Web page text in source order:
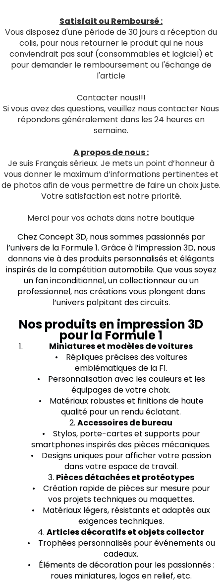
Satisfait ou Remboursé :
Vous disposez d'une période de 30 jours a réception du
colis, pour nous retourner le produit qui ne nous
conviendrait pas sauf (consommables et logiciel) et
pour demander le remboursement ou l'échange de
l'article
Contacter nous!!!
Si vous avez des questions, veuillez nous contacter Nous
répondons généralement dans les 24 heures en
semaine.
A propos de nous :
Je suis Français sérieux. Je mets un point d’honneur à
vous donner le maximum d’informations pertinentes et
de photos afin de vous permettre de faire un choix juste.
Votre satisfaction est notre priorité.
Merci pour vos achats dans notre boutique
Chez Concept 3D, nous sommes passionnés par
l’univers de la Formule 1. Grâce à l’impression 3D, nous
donnons vie à des produits personnalisés et élégants
inspirés de la compétition automobile. Que vous soyez
un fan inconditionnel, un collectionneur ou un
professionnel, nos créations vous plongent dans
l’univers palpitant des circuits.
Nos produits en impression 3D
pour la Formule 1
Miniatures et modèles de voitures
• Répliques précises des voitures
emblématiques de la F1.
• Personnalisation avec les couleurs et les
équipages de votre choix.
• Matériaux robustes et finitions de haute
qualité pour un rendu éclatant.
2. Accessoires de bureau
• Stylos, porte-cartes et supports pour
smartphones inspirés des pièces mécaniques.
• Designs uniques pour afficher votre passion
dans votre espace de travail.
3. Pièces détachées et protéotypes
• Création rapide de pièces sur mesure pour
vos projets techniques ou maquettes.
• Matériaux légers, résistants et adaptés aux
exigences techniques.
4. Articles décoratifs et objets collector
• Trophées personnalisés pour événements ou
cadeaux.
• Éléments de décoration pour les passionnés :
roues miniatures, logos en relief, etc.